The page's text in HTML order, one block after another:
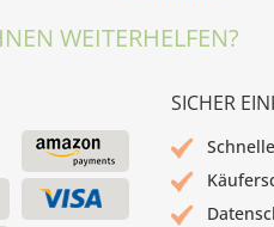
WEITERHELFEN?
SICHER